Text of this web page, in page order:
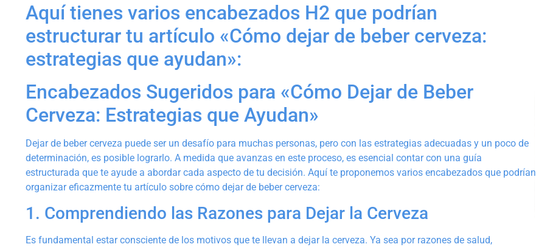
Aquí tienes varios encabezados H2 que podrían
estructurar tu artículo «Cómo dejar de beber cerveza:
estrategias que ayudan​»:
Encabezados Sugeridos para «Cómo Dejar de Beber
Cerveza: Estrategias que Ayudan»
Dejar de beber cerveza puede ser un desafío para muchas personas, pero con las estrategias adecuadas y un poco de
determinación, es posible lograrlo. A medida que avanzas en este proceso, es esencial contar con una guía
estructurada que te ayude a abordar cada aspecto de tu decisión. Aquí te proponemos varios encabezados que podrían
organizar eficazmente tu artículo sobre cómo dejar de beber cerveza:
1. Comprendiendo las Razones para Dejar la Cerveza
Es fundamental estar consciente de los motivos que te llevan a dejar la cerveza. Ya sea por razones de salud,